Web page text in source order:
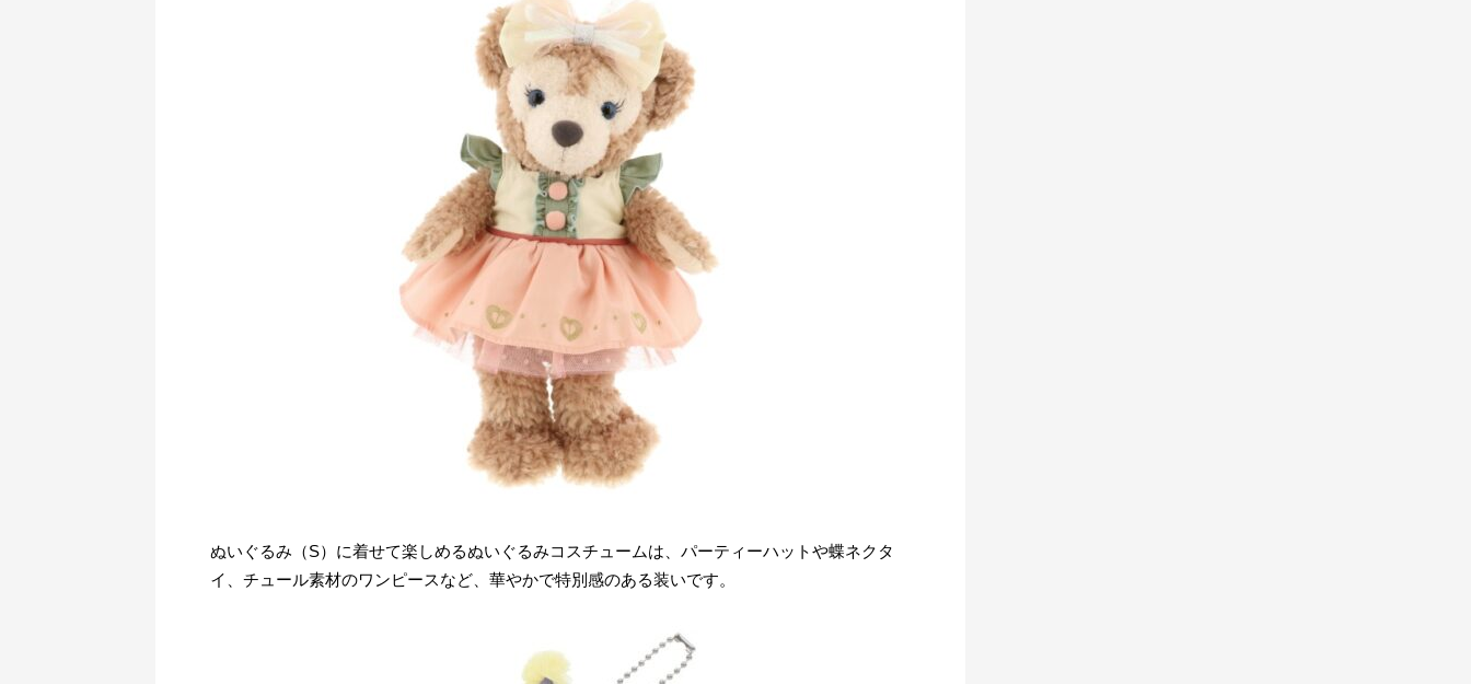
ぬいぐるみ（S）に着せて楽しめるぬいぐるみコスチュームは、パーティーハットや蝶ネクタ
イ、チュール素材のワンピースなど、華やかで特別感のある装いです。